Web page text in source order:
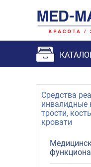
Средства
инвалидные
трости,
кровати